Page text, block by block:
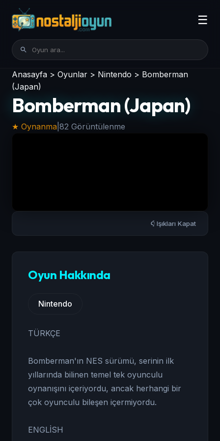
☰
Anasayfa > Oyunlar > Nintendo > Bomberman
(Japan)
Bomberman (Japan)
★ Oynanma 82 Görüntülenme
Işıkları Kapat
Oyun Hakkında
Nintendo
TÜRKÇE
Bomberman'ın NES sürümü, serinin ilk
yıllarında bilinen temel tek oyunculu
oynanışını içeriyordu, ancak herhangi bir
çok oyunculu bileşen içermiyordu.
ENGLİSH